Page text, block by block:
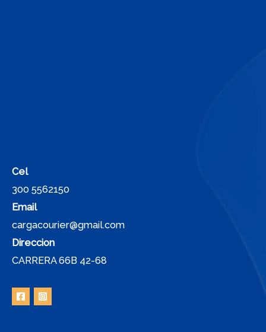
Cel
300 5562150
Email
cargacourier@gmail.com
Direccion
CARRERA 66B 42-68